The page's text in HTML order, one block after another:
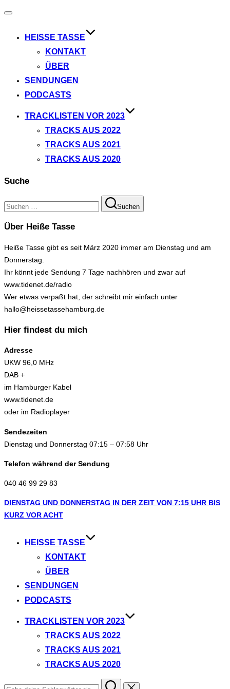
Navigation
HEISSE TASSE
KONTAKT
ÜBER
SENDUNGEN
PODCASTS
TRACKLISTEN VOR 2023
TRACKS AUS 2022
TRACKS AUS 2021
TRACKS AUS 2020
Suche
Suchen
nach:
Suchen
Über Heiße Tasse
Heiße Tasse gibt es seit März 2020 immer am Dienstag und am
Donnerstag.
Ihr könnt jede Sendung 7 Tage nachhören und zwar auf
www.tidenet.de/radio
Wer etwas verpaßt hat, der schreibt mir einfach unter
hallo@heissetassehamburg.de
Hier findest du mich
Adresse
UKW 96,0 MHz
DAB +
im Hamburger Kabel
www.tidenet.de
oder im Radioplayer
Sendezeiten
Dienstag und Donnerstag 07:15 – 07:58 Uhr
Telefon während der Sendung
040 46 99 29 83
Zum
Inhalt
DIENSTAG UND DONNERSTAG IN DER ZEIT VON 7:15 UHR BIS
KURZ VOR ACHT
HEISSE TASSE
KONTAKT
ÜBER
SENDUNGEN
PODCASTS
TRACKLISTEN VOR 2023
TRACKS AUS 2022
TRACKS AUS 2021
TRACKS AUS 2020
Suchen